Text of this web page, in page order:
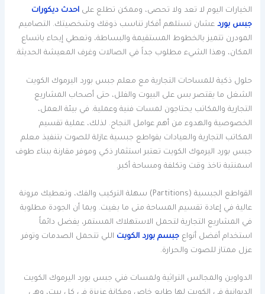
الخيارات اليوم لا تعد ولا تحصى، وممكن تطلع علىاحدث ديكورات
جبس بورد عشان تستلهم أفكار تناسب ذوقك وشخصيتك. التصاميم
المودرن تتميز بالخطوط المستقيمة والبساطة، وتعطي إيحاء باتساع
المكان، وهذا الشيء مطلوب جداً في الصالات وغرف المعيشة الحديثة.
حلول ذكية للمساحات التجارية مع معلم جبس بورد اليرموك الكويت
الشغل ما يقتصر بس على البيوت والفلل، حتى أصحاب المشاريع
التجارية والمكاتب يحتاجون لمسات فنية وعملية. في بيئة العمل،
الخصوصية والهدوء من أهم عوامل النجاح. لذلك، عملية تقسيم
المكاتب التجارية والعيادات بقواطع جبسية عازلة للصوت بتنفيذ معلم
جبس بورد اليرموك الكويت تعتبر استثمار ذكي وموفر مقارنة ببناء طوف
اسمنتية تاخذ وقت وتكلفة ومساحة أكبر.
القواطع الجبسية (Partitions) سهلة التركيب والفك، وتعطيك مرونة
عالية في إعادة تقسيم المساحة متى ما بغيت. وبما أن الجودة مطلوبة
في المشاريع التجارية لتحمل الاستهلاك المستمر، يفضل دائماً
استخدام أفضل أنواعجبسم بورد الكويت اللي تتحمل الصدمات وتوفر
عزل ممتاز للصوت والحرارة.
الدواوين والمجالس التراثية ولمسات فني جبس بورد اليرموك الكويت